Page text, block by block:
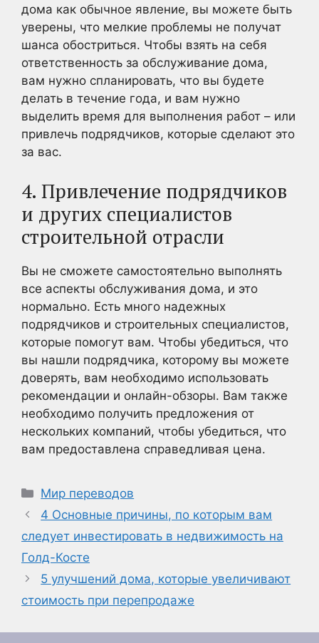
дома как обычное явление, вы можете быть
уверены, что мелкие проблемы не получат
шанса обостриться. Чтобы взять на себя
ответственность за обслуживание дома,
вам нужно спланировать, что вы будете
делать в течение года, и вам нужно
выделить время для выполнения работ – или
привлечь подрядчиков, которые сделают это
за вас.
4. Привлечение подрядчиков
и других специалистов
строительной отрасли
Вы не сможете самостоятельно выполнять
все аспекты обслуживания дома, и это
нормально. Есть много надежных
подрядчиков и строительных специалистов,
которые помогут вам. Чтобы убедиться, что
вы нашли подрядчика, которому вы можете
доверять, вам необходимо использовать
рекомендации и онлайн-обзоры. Вам также
необходимо получить предложения от
нескольких компаний, чтобы убедиться, что
вам предоставлена справедливая цена.
Рубрики
Мир переводов
4 Основные причины, по которым вам
следует инвестировать в недвижимость на
Голд-Косте
5 улучшений дома, которые увеличивают
стоимость при перепродаже